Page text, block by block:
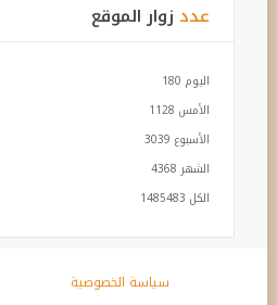
عدد زوار الموقع
اليوم 180
الأمس 1128
الأسبوع 3039
الشهر 4368
الكل 1485483
سياسة الخصوصية